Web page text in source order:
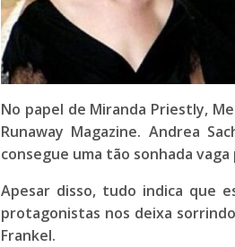
No papel de Miranda Priestly,
Runaway Magazine. Andrea
consegue uma tão sonhada
Apesar disso, tudo indica que
protagonistas nos deixa
Frankel.